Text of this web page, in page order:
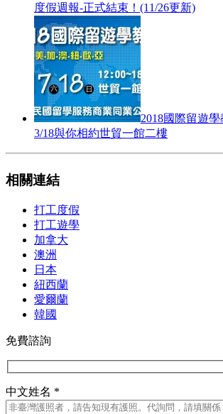
度假週報-正式結束！(11/26更新)
2018國際留遊學
3/18與你相約世貿一館二樓
相關連結
打工度假
打工遊學
加拿大
澳洲
日本
紐西蘭
愛爾蘭
韓國
免費諮詢
中文姓名 *